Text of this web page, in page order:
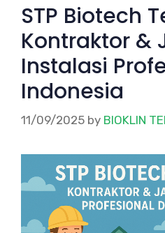
STP Biotech
Kontraktor &
Instalasi
Indonesia
11/09/2025 by BIOKLIN